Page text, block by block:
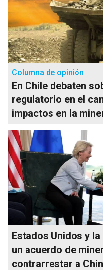
Columna de opinión
En Chile debaten
regulatorio en el
impactos en la
Estados Unidos y
un acuerdo de
contrarrestar a